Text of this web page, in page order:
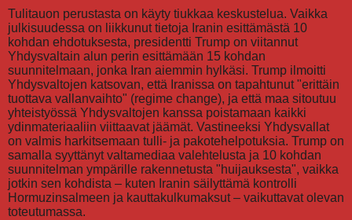
Tulitauon perustasta on käyty tiukkaa keskustelua. Vaikka
julkisuudessa on liikkunut tietoja Iranin esittämästä 10
kohdan ehdotuksesta, presidentti Trump on viitannut
Yhdysvaltain alun perin esittämään 15 kohdan
suunnitelmaan, jonka Iran aiemmin hylkäsi. Trump ilmoitti
Yhdysvaltojen katsovan, että Iranissa on tapahtunut "erittäin
tuottava vallanvaihto" (regime change), ja että maa sitoutuu
yhteistyössä Yhdysvaltojen kanssa poistamaan kaikki
ydinmateriaaliin viittaavat jäämät. Vastineeksi Yhdysvallat
on valmis harkitsemaan tulli- ja pakotehelpotuksia. Trump on
samalla syyttänyt valtamediaa valehtelusta ja 10 kohdan
suunnitelman ympärille rakennetusta "huijauksesta", vaikka
jotkin sen kohdista – kuten Iranin säilyttämä kontrolli
Hormuzinsalmeen ja kauttakulkumaksut – vaikuttavat olevan
toteutumassa.